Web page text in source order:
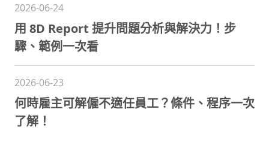
2026-06-24
用 8D Report 提升問題分析與解決力！步
驟、範例一次看
2026-06-23
何時雇主可解僱不適任員工？條件、程序一次
了解！